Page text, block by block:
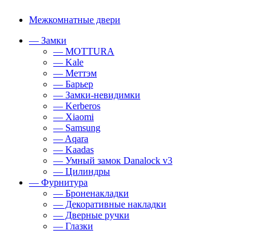
Межкомнатные двери
— Замки
— MOTTURA
— Kale
— Меттэм
— Барьер
— Замки-невидимки
— Kerberos
— Xiaomi
— Samsung
— Aqara
— Kaadas
— Умный замок Danalock v3
— Цилиндры
— Фурнитура
— Броненакладки
— Декоративные накладки
— Дверные ручки
— Глазки